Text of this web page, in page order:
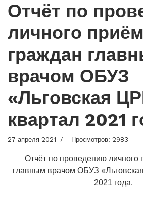
Отчёт по
личного
граждан
врачом ОБУЗ
«Льговская
квартал 2021
27 апреля 2021 Просмотров: 2983
Отчёт по проведению личного
главным врачом ОБУЗ
2021 года.